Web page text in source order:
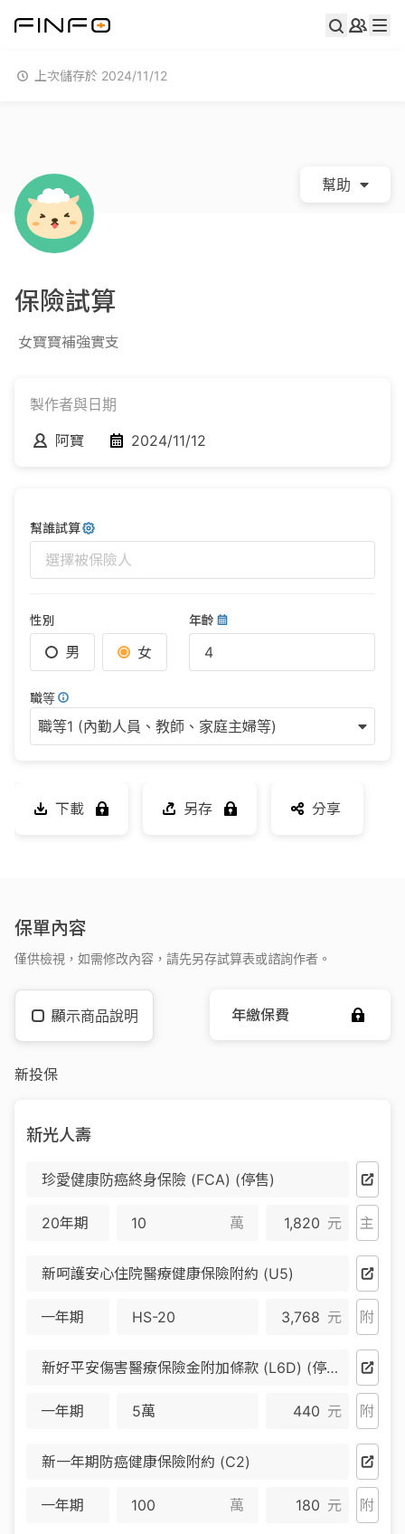
上次儲存於 2024/11/12
幫助
保險試算
女寶寶補強實支
製作者與日期
阿寶
2024/11/12
幫誰試算
選擇被保險人
性別
男 女
年齡
職等
職等1 (內勤人員、教師、家庭主婦等)
下載 另存 分享
保單內容
僅供檢視，如需修改內容，請先另存試算表或諮詢作者。
顯示商品說明 年繳保費
新投保
新光人壽
珍愛健康防癌終身保險 (FCA) (停售)
20年期 萬 1,820 元 主
新呵護安心住院醫療健康保險附約 (U5)
一年期 HS-20 3,768 元 附
新好平安傷害醫療保險金附加條款 (L6D) (停售)
一年期 5萬 440 元 附
新一年期防癌健康保險附約 (C2)
一年期 萬 180 元 附